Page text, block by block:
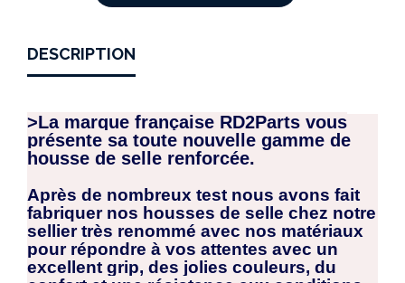
DESCRIPTION
>La marque française RD2Parts vous
présente sa toute nouvelle gamme de
housse de selle renforcée.
Après de nombreux test nous avons fait
fabriquer nos housses de selle chez notre
sellier très renommé avec nos matériaux
pour répondre à vos attentes avec un
excellent grip, des jolies couleurs, du